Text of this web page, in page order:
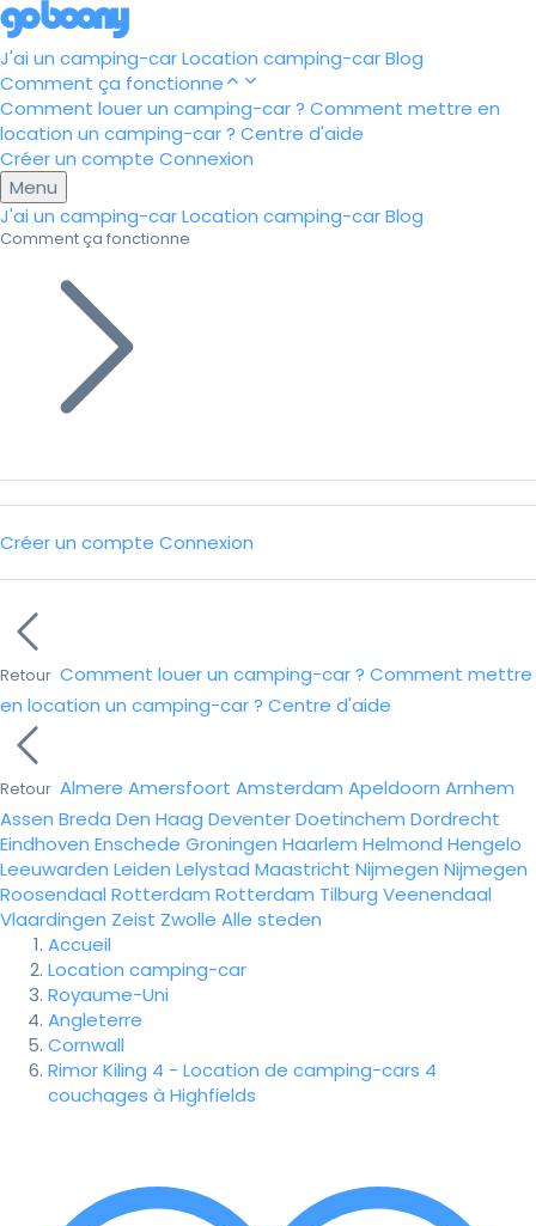
J'ai un camping-carLocation camping-carBlog
Comment ça fonctionne
Comment louer un camping-car ? Comment mettre en
location un camping-car ? Centre d'aide
Créer un compte Connexion
Menu
J'ai un camping-carLocation camping-carBlog
Comment ça fonctionne
Créer un compte Connexion
Retour Comment louer un camping-car ? Comment mettre
en location un camping-car ? Centre d'aide
Retour Almere Amersfoort Amsterdam Apeldoorn Arnhem
Assen Breda Den Haag DeventerDoetinchem Dordrecht
Eindhoven Enschede Groningen Haarlem Helmond Hengelo
Leeuwarden Leiden Lelystad Maastricht Nijmegen Nijmegen
Roosendaal Rotterdam Rotterdam Tilburg Veenendaal
Vlaardingen Zeist Zwolle Alle steden
Accueil
Location camping-car
Royaume-Uni
Angleterre
Cornwall
Rimor Kiling 4 - Location de camping-cars 4
couchages à Highfields